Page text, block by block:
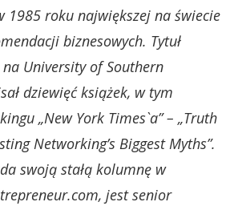
1985 roku największej na świecie
biznesowych. Tytuł
na University of Southern
dziewięć książek, w tym
„New York Times`a” – „Truth
Networking’s Biggest Myths”.
swoją stałą kolumnę w
jest senior